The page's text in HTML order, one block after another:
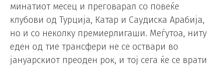
минатиот месец и преговарал со повеќе
клубови од Турција, Катар и Саудиска Арабија,
но и со неколку премиерлигаши. Меѓутоа, ниту
еден од тие трансфери не се оствари во
јануарскиот преоден рок, и тој сега ќе се врати